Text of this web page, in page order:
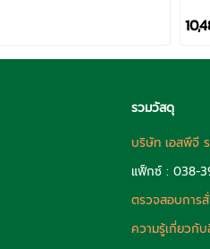
รวมวัสดุ
บริษัท เอสพีจี
แฟ็กซ์ : 038-
ตรวจสอบการ
ความรู้เกี่ยวกั